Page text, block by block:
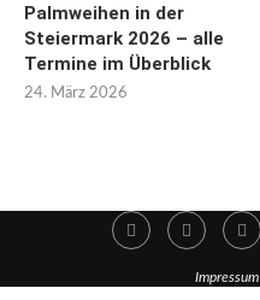
Palmweihen in der
Steiermark 2026 – alle
Termine im Überblick
24. März 2026
Impressum